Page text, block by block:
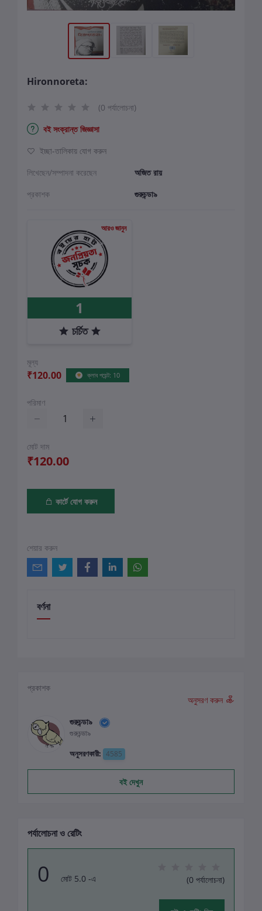
Hironnoreta:
(0 পর্যালোচনা)
বই সংক্রান্ত জিজ্ঞাসা
ইচ্ছা-তালিকায় যোগ করুন
লিখেছেন/সম্পাদনা করেছেন
অজিত রায়
প্রকাশক
গুরুচন্ডা৯
আরও জানুন
1
চর্চিত
মূল্য
₹120.00 ক্লাব পয়েন্ট: 10
পরিমাণ
মোট দাম
₹120.00
কার্টে যোগ করুন
শেয়ার করুন
বর্ণনা
প্রকাশক
অনুসরণ করুন
গুরুচন্ডা৯
গুরুচন্ডা৯
অনুসরণকারী: 4585
বই দেখুন
পর্যালোচনা ও রেটিং
0 মোট 5.0 -এ (0 পর্যালোচনা)